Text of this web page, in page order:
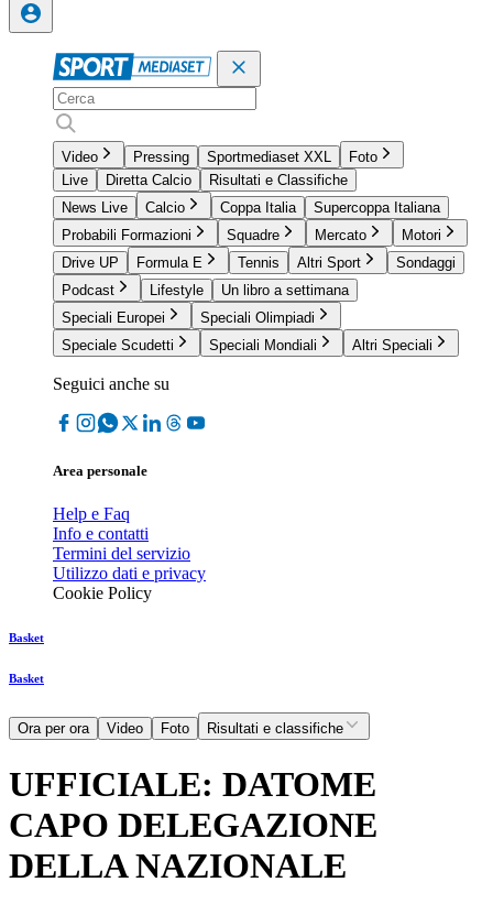
Video Pressing Sportmediaset XXL
Foto
Live
Diretta Calcio
Risultati e Classifiche
News Live
Calcio Coppa Italia
Supercoppa Italiana
Probabili Formazioni
Squadre Mercato
Motori
Drive UP
Formula E Tennis Altri Sport
Sondaggi
Podcast
Lifestyle
Un libro a settimana
Speciali Europei
Speciali Olimpiadi
Speciale Scudetti
Speciali Mondiali Altri Speciali
Seguici anche su
Area personale
Help e Faq
Info e contatti
Termini del servizio
Utilizzo dati e privacy
Cookie Policy
Basket
Basket
Ora per ora Video Foto Risultati e classifiche
UFFICIALE: DATOME
CAPO DELEGAZIONE
DELLA NAZIONALE